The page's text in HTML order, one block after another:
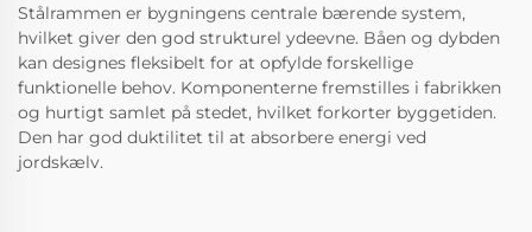
Stålrammen er bygningens centrale bærende system,
hvilket giver den god strukturel ydeevne. Båen og dybden
kan designes fleksibelt for at opfylde forskellige
funktionelle behov. Komponenterne fremstilles i fabrikken
og hurtigt samlet på stedet, hvilket forkorter byggetiden.
Den har god duktilitet til at absorbere energi ved
jordskælv.